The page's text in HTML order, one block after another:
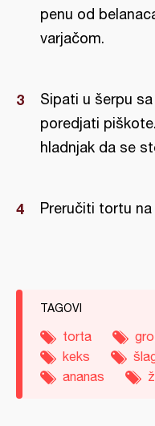
penu od
varjačom.
Sipati u šerpu
poredjati
hladnjak da se
Preručiti tortu
TAGOVI
torta
keks
ananas